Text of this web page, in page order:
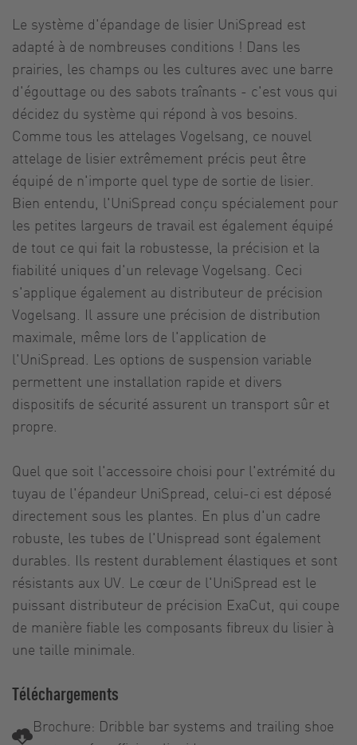
Le système d'épandage de lisier UniSpread est
adapté à de nombreuses conditions ! Dans les
prairies, les champs ou les cultures avec une barre
d'égouttage ou des sabots traînants - c'est vous qui
décidez du système qui répond à vos besoins.
Comme tous les attelages Vogelsang, ce nouvel
attelage de lisier extrêmement précis peut être
équipé de n'importe quel type de sortie de lisier.
Bien entendu, l'UniSpread conçu spécialement pour
les petites largeurs de travail est également équipé
de tout ce qui fait la robustesse, la précision et la
fiabilité uniques d'un relevage Vogelsang. Ceci
s'applique également au distributeur de précision
Vogelsang. Il assure une précision de distribution
maximale, même lors de l'application de
l'UniSpread. Les options de suspension variable
permettent une installation rapide et divers
dispositifs de sécurité assurent un transport sûr et
propre.
Quel que soit l'accessoire choisi pour l'extrémité du
tuyau de l'épandeur UniSpread, celui-ci est déposé
directement sous les plantes. En plus d'un cadre
robuste, les tubes de l'Unispread sont également
durables. Ils restent durablement élastiques et sont
résistants aux UV. Le cœur de l'UniSpread est le
puissant distributeur de précision ExaCut, qui coupe
de manière fiable les composants fibreux du lisier à
une taille minimale.
Téléchargements
Brochure: Dribble bar systems and trailing shoe